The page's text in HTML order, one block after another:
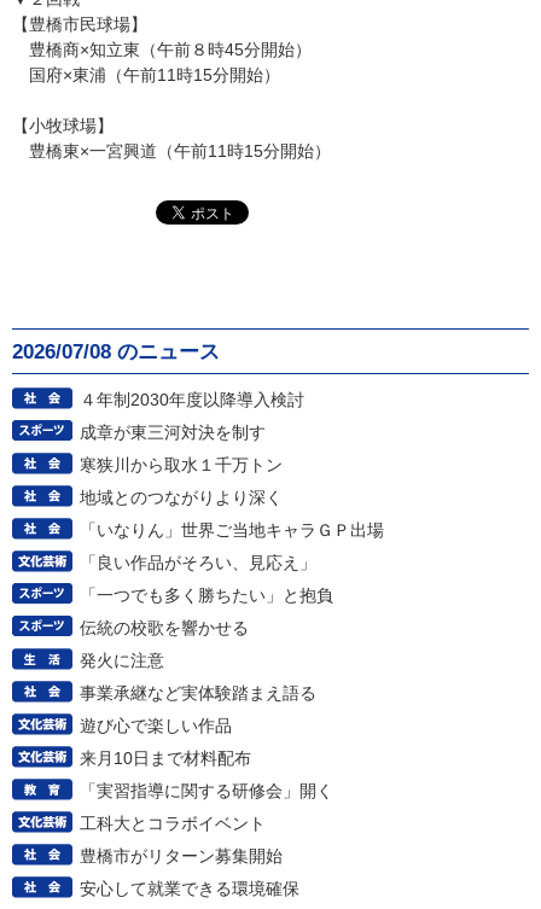
【豊橋市民球場】
豊橋商×知立東（午前８時45分開始）
国府×東浦（午前11時15分開始）
【小牧球場】
豊橋東×一宮興道（午前11時15分開始）
2026/07/08 のニュース
４年制2030年度以降導入検討
成章が東三河対決を制す
寒狭川から取水１千万トン
地域とのつながりより深く
「いなりん」世界ご当地キャラＧＰ出場
「良い作品がそろい、見応え」
「一つでも多く勝ちたい」と抱負
伝統の校歌を響かせる
発火に注意
事業承継など実体験踏まえ語る
遊び心で楽しい作品
来月10日まで材料配布
「実習指導に関する研修会」開く
工科大とコラボイベント
豊橋市がリターン募集開始
安心して就業できる環境確保